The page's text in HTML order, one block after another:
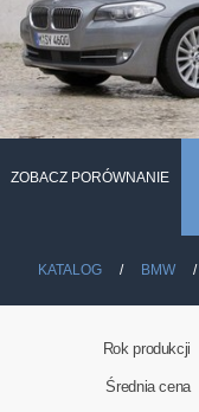
ZOBACZ PORÓWNANIE
KATALOG BMW
Rok produkcji
Średnia cena